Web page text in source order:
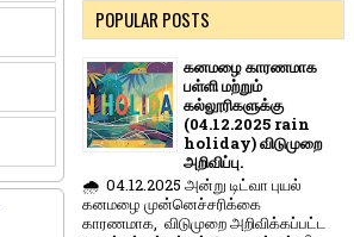
POPULAR POSTS
கனமழை காரணமாக
பள்ளி மற்றும்
கல்லூரிகளுக்கு
(04.12.2025 rain
holiday) விடுமுறை
அறிவிப்பு.
🌧️ 04.12.2025 அன்று டிட்வா புயல்
கனமழை முன்னெச்சரிக்கை
காரணமாக, விடுமுறை அறிவிக்கப்பட்ட